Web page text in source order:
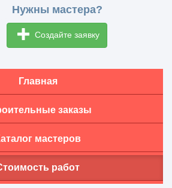
Нужны мастера?
Создайте заявку
Главная
заказы
мастеров
работ